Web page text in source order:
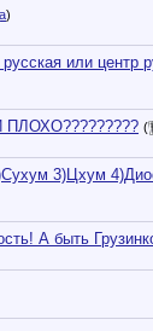
)
или центр
(
3)Цхум
А быть